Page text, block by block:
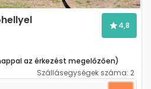
4,8
az érkezést megelőzően)
Szállásegységek száma: 2
(Peljesac) A-10178-a